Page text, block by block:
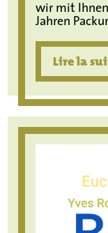
wir mit
Jahren
Lire la